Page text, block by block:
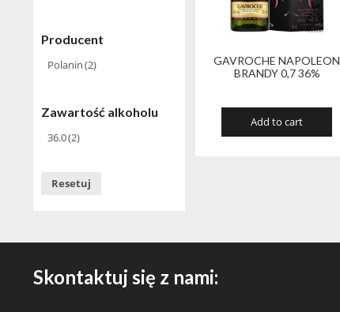
Producent
Polanin(2)
Zawartość alkoholu
36.0(2)
Resetuj
GAVROCHE NAPOLEON
BRANDY 0,7 36%
Add to cart
Skontaktuj się z nami: